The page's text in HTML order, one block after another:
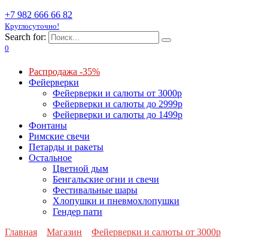
+7 982 666 66 82
Круглосуточно!
Search for:
0
Распродажа -35%
Фейерверки
Фейерверки и салюты от 3000р
Фейерверки и салюты до 2999р
Фейерверки и салюты до 1499р
Фонтаны
Римские свечи
Петарды и ракеты
Остальное
Цветной дым
Бенгальские огни и свечи
Фестивальные шары
Хлопушки и пневмохлопушки
Гендер пати
Главная
Магазин Фейерверки и салюты от 3000р